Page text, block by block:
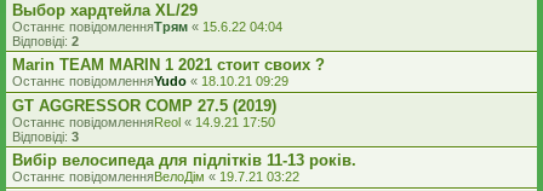
Выбор хардтейла XL/29
Останнє повідомленняТрям « 15.6.22 04:04
Відповіді: 2
Marin TEAM MARIN 1 2021 стоит своих ?
Останнє повідомленняYudo « 18.10.21 09:29
GT AGGRESSOR COMP 27.5 (2019)
Останнє повідомленняReol « 14.9.21 17:50
Відповіді: 3
Вибір велосипеда для підлітків 11-13 років.
Останнє повідомленняВелоДім « 19.7.21 03:22